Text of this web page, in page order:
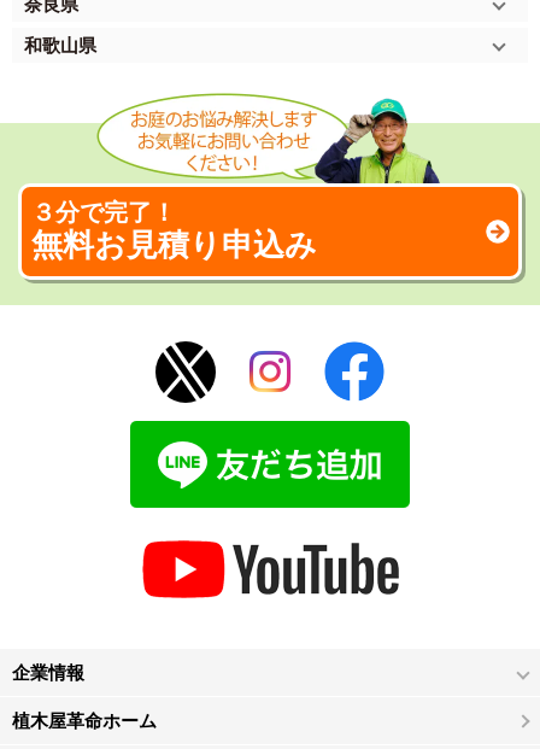
奈良県
和歌山県
３分で完了！
無料お見積り申込み
企業情報
植木屋革命ホーム